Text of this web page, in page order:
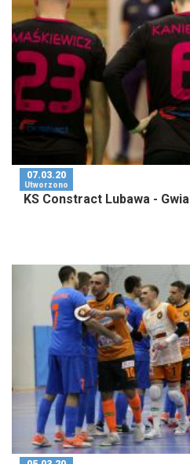
07.03.20
Utworzono
KS Constract Lubawa -